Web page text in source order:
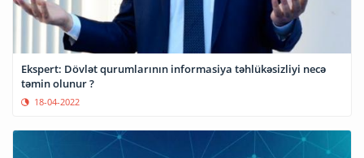
Ekspert: Dövlət qurumlarının informasiya təhlükəsizliyi necə
təmin olunur ?
18-04-2022